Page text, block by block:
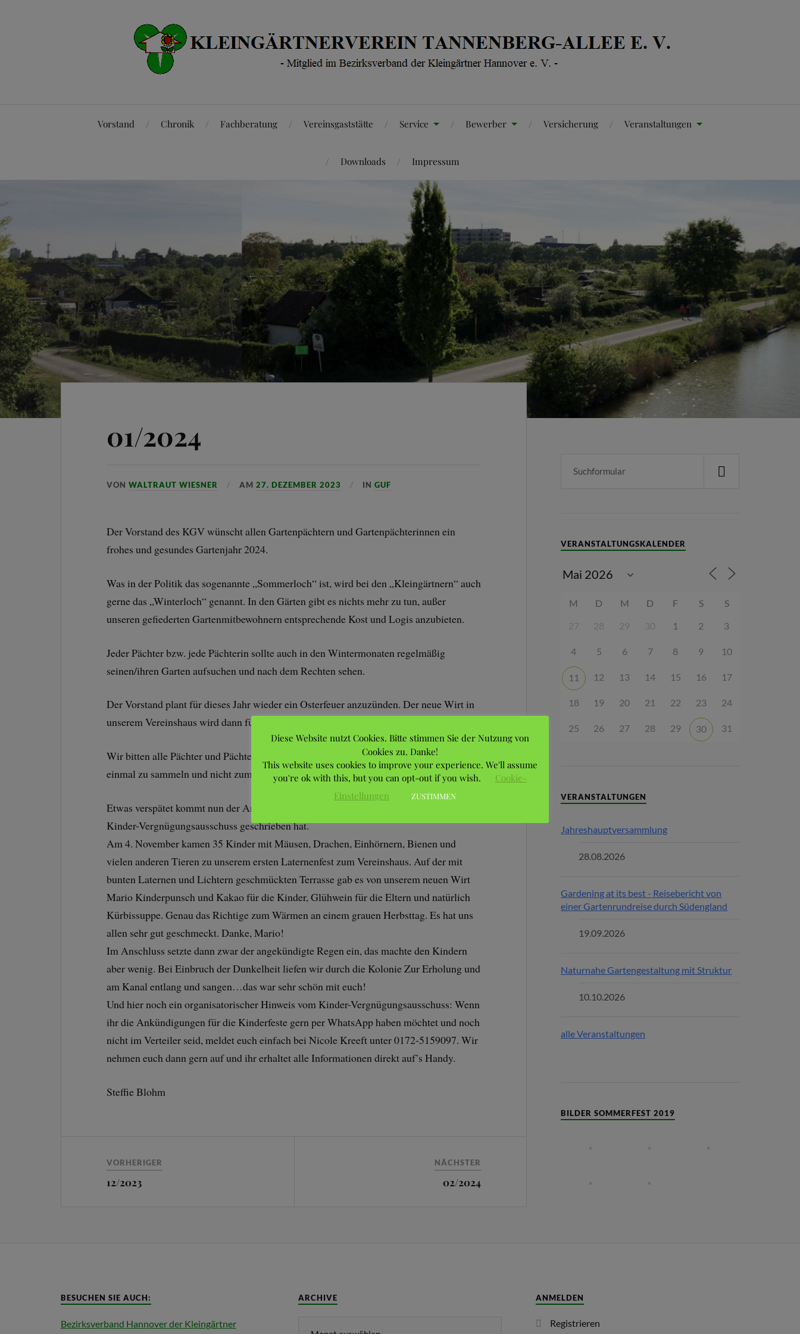
Vorstand Chronik Fachberatung Vereinsgaststätte Service Bewerber Versicherung Veranstaltungen
Downloads Impressum
01/2024
VONWALTRAUT WIESNER AM27. DEZEMBER 2023 INGUF
Der Vorstand des KGV wünscht allen Gartenpächtern und Gartenpächterinnen ein
frohes und gesundes Gartenjahr 2024.
Was in der Politik das sogenannte „Sommerloch“ ist, wird bei den „Kleingärtnern“ auch
gerne das „Winterloch“ genannt. In den Gärten gibt es nichts mehr zu tun, außer
unseren gefiederten Gartenmitbewohnern entsprechende Kost und Logis anzubieten.
Jeder Pächter bzw. jede Pächterin sollte auch in den Wintermonaten regelmäßig
seinen/ihren Garten aufsuchen und nach dem Rechten sehen.
Der Vorstand plant für dieses Jahr wieder ein Osterfeuer anzuzünden. Der neue Wirt in
unserem Vereinshaus wird dann für das leibliche Wohl sorgen.
Wir bitten alle Pächter und Pächterinnen das entsprechende Feuerholz dafür schon
einmal zu sammeln und nicht zum Wertstoffhof zu bringen.
Etwas verspätet kommt nun der Artikel vom Laternenfest, den Nicole Kreeft vom
Kinder-Vergnügungsausschuss geschrieben hat.
Am 4. November kamen 35 Kinder mit Mäusen, Drachen, Einhörnern, Bienen und
vielen anderen Tieren zu unserem ersten Laternenfest zum Vereinshaus. Auf der mit
bunten Laternen und Lichtern geschmückten Terrasse gab es von unserem neuen Wirt
Mario Kinderpunsch und Kakao für die Kinder, Glühwein für die Eltern und natürlich
Kürbissuppe. Genau das Richtige zum Wärmen an einem grauen Herbsttag. Es hat uns
allen sehr gut geschmeckt. Danke, Mario!
Im Anschluss setzte dann zwar der angekündigte Regen ein, das machte den Kindern
aber wenig. Bei Einbruch der Dunkelheit liefen wir durch die Kolonie Zur Erholung und
am Kanal entlang und sangen…das war sehr schön mit euch!
Und hier noch ein organisatorischer Hinweis vom Kinder-Vergnügungsausschuss: Wenn
ihr die Ankündigungen für die Kinderfeste gern per WhatsApp haben möchtet und noch
nicht im Verteiler seid, meldet euch einfach bei Nicole Kreeft unter 0172-5159097. Wir
nehmen euch dann gern auf und ihr erhaltet alle Informationen direkt auf’s Handy.
Steffie Blohm
VORHERIGER
12/2023
NÄCHSTER
02/2024
VERANSTALTUNGSKALENDER
M D M D F S S
27 28 29 30 1 2 3
4 5 6 7 8 9 10
11 12 13 14 15 16 17
18 19 20 21 22 23 24
25 26 27 28 29 30 31
VERANSTALTUNGEN
Jahreshauptversammlung
28.08.2026
Gardening at its best - Reisebericht von
einer Gartenrundreise durch Südengland
19.09.2026
Naturnahe Gartengestaltung mit Struktur
10.10.2026
alle Veranstaltungen
BILDER SOMMERFEST 2019
BESUCHEN SIE AUCH:
Bezirksverband Hannover der Kleingärtner
ARCHIVE ANMELDEN
Registrieren
Diese Website nutzt Cookies. Bitte stimmen Sie der Nutzung von
Cookies zu. Danke!
This website uses cookies to improve your experience. We'll assume
you're ok with this, but you can opt-out if you wish.
Cookie-
Einstellungen
ZUSTIMMEN